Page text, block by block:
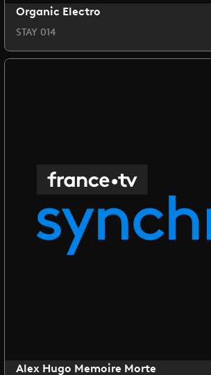
Organic Electro
STAY 014
Alex Hugo Memoire Morte